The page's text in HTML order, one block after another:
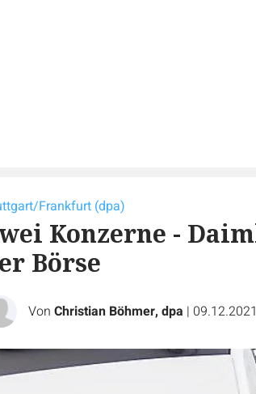
Frankfurt (dpa)
Konzerne -
Börse
Von Christian Böhmer, dpa |